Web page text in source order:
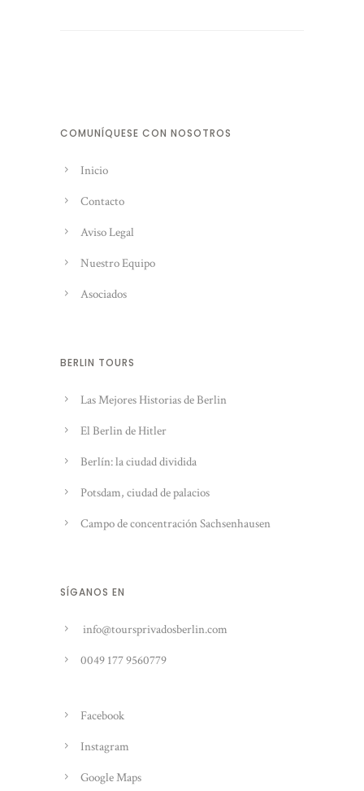
COMUNÍQUESE CON NOSOTROS
Inicio
Contacto
Aviso Legal
Nuestro Equipo
Asociados
BERLIN TOURS
Las Mejores Historias de Berlin
El Berlin de Hitler
Berlín: la ciudad dividida
Potsdam, ciudad de palacios
Campo de concentración Sachsenhausen
SÍGANOS EN
info@toursprivadosberlin.com
0049 177 9560779
Facebook
Instagram
Google Maps